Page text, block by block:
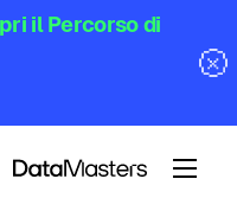
il Percorso di